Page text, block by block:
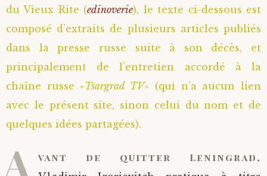
du Vieux Rite (edinoverie), le texte ci-dessous est
composé d’extraits de plusieurs articles publiés
dans la presse russe suite à son décès, et
principalement de l’entretien accordé à la
chaîne russe «Tsargrad TV» (qui n’a aucun lien
avec le présent site, sinon celui du nom et de
quelques idées partagées).
A vant de quitter Leningrad,